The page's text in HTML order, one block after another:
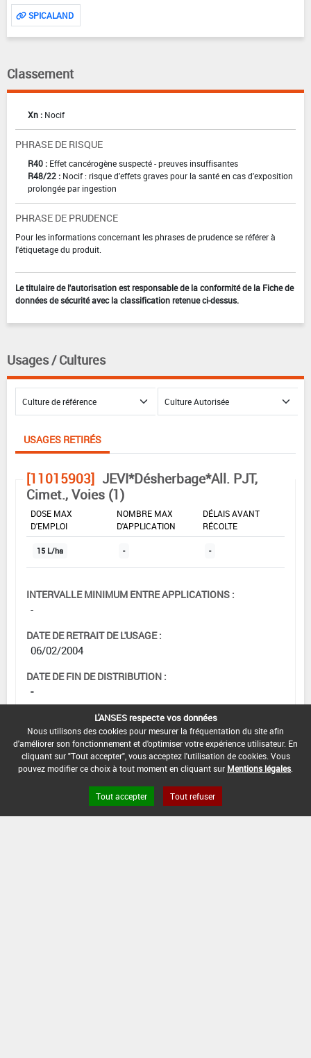
SPICALAND
Classement
Xn : Nocif
PHRASE DE RISQUE
R40 : Effet cancérogène suspecté - preuves insuffisantes
R48/22 : Nocif : risque d'effets graves pour la santé en cas d'exposition
prolongée par ingestion
PHRASE DE PRUDENCE
Pour les informations concernant les phrases de prudence se référer à
l'étiquetage du produit.
Le titulaire de l'autorisation est responsable de la conformité de la Fiche de
données de sécurité avec la classification retenue ci-dessus.
Usages / Cultures
USAGES RETIRÉS
[11015903] JEVI*Désherbage*All. PJT,
Cimet., Voies (1)
DOSE MAX
D'EMPLOI
NOMBRE MAX
D'APPLICATION
DÉLAIS AVANT
RÉCOLTE
15 L/ha - -
INTERVALLE MINIMUM ENTRE APPLICATIONS :
-
DATE DE RETRAIT DE L'USAGE :
06/02/2004
DATE DE FIN DE DISTRIBUTION :
-
DATE DE FIN D'UTILISATION :
-
L'ANSES respecte vos données
Nous utilisons des cookies pour mesurer la fréquentation du site afin
d'améliorer son fonctionnement et d'optimiser votre expérience utilisateur. En
cliquant sur "Tout accepter", vous acceptez l'utilisation de cookies. Vous
pouvez modifier ce choix à tout moment en cliquant sur Mentions légales
Tout accepter Tout refuser